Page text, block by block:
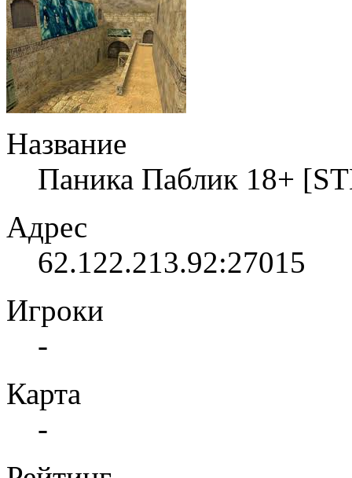
Название
Паника Паблик 18+
Адрес
62.122.213.92:27015
Игроки
-
Карта
-